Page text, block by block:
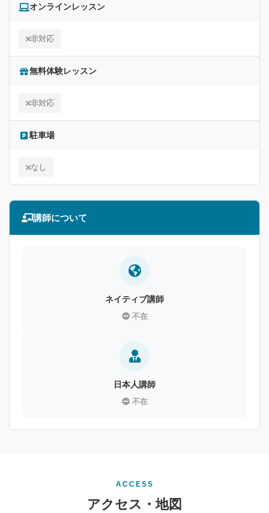
オンラインレッスン
非対応
無料体験レッスン
非対応
駐車場
なし
講師について
ネイティブ講師
不在
日本人講師
不在
ACCESS
アクセス・地図